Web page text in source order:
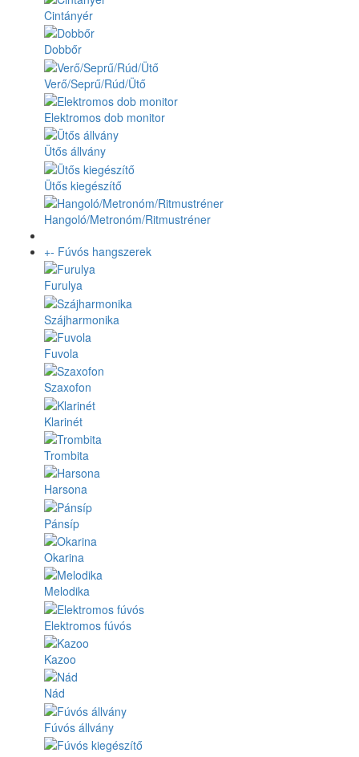
Cintányér
Dobbőr
Verő/Seprű/Rúd/Ütő
Elektromos dob monitor
Ütős állvány
Ütős kiegészítő
Hangoló/Metronóm/Ritmustréner
+- Fúvós hangszerek
Furulya
Szájharmonika
Fuvola
Szaxofon
Klarinét
Trombita
Harsona
Pánsíp
Okarina
Melodika
Elektromos fúvós
Kazoo
Nád
Fúvós állvány